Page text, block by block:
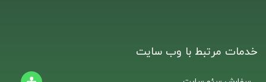
خدمات مرتبط با وب سایت